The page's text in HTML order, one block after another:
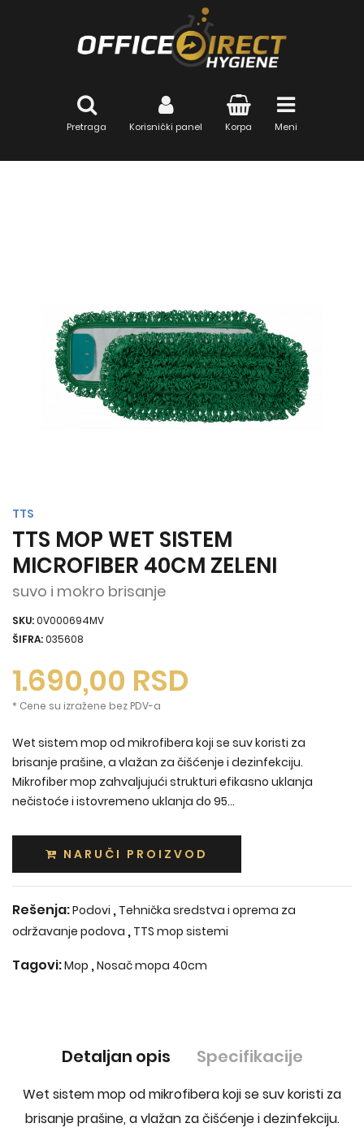
Pretraga Korisnički panel Korpa Meni
TTS
TTS MOP WET SISTEM
MICROFIBER 40CM ZELENI
suvo i mokro brisanje
SKU:0V000694MV
ŠIFRA:035608
1.690,00 RSD
* Cene su izražene bez PDV-a
Wet sistem mop od mikrofibera koji se suv koristi za
brisanje prašine, a vlažan za čišćenje i dezinfekciju.
Mikrofiber mop zahvaljujući strukturi efikasno uklanja
nečistoće i istovremeno uklanja do 95...
NARUČI PROIZVOD
Rešenja:Podovi , Tehnička sredstva i oprema za
održavanje podova , TTS mop sistemi
Tagovi:Mop ,Nosač mopa 40cm
Detaljan opis Specifikacije
Wet sistem mop od mikrofibera koji se suv koristi za
brisanje prašine, a vlažan za čišćenje i dezinfekciju.